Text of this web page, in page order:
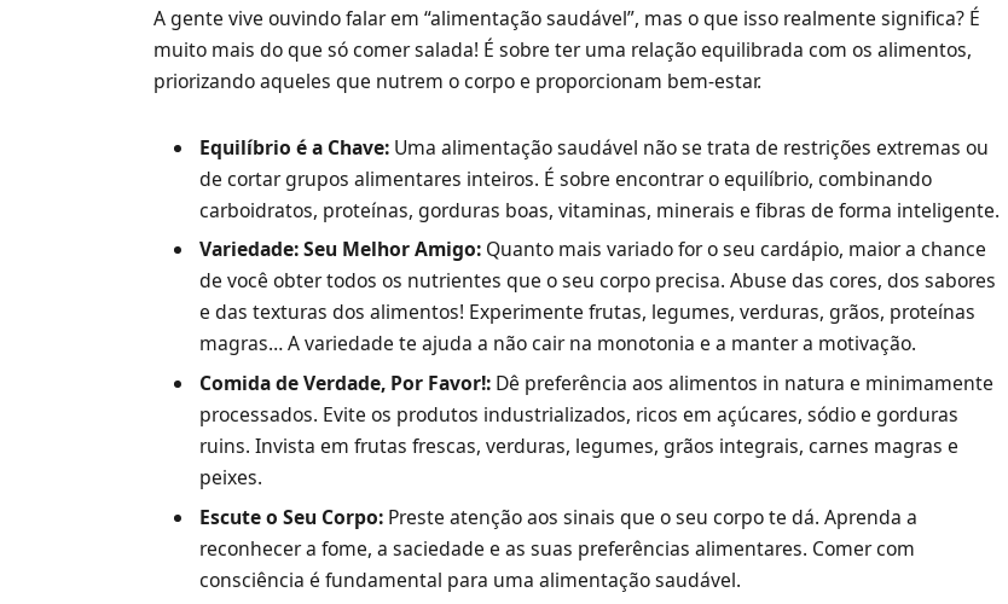
A gente vive ouvindo falar em “alimentação saudável”, mas o que isso realmente significa? É
muito mais do que só comer salada! É sobre ter uma relação equilibrada com os alimentos,
priorizando aqueles que nutrem o corpo e proporcionam bem-estar.
Equilíbrio é a Chave: Uma alimentação saudável não se trata de restrições extremas ou
de cortar grupos alimentares inteiros. É sobre encontrar o equilíbrio, combinando
carboidratos, proteínas, gorduras boas, vitaminas, minerais e fibras de forma inteligente.
Variedade: Seu Melhor Amigo: Quanto mais variado for o seu cardápio, maior a chance
de você obter todos os nutrientes que o seu corpo precisa. Abuse das cores, dos sabores
e das texturas dos alimentos! Experimente frutas, legumes, verduras, grãos, proteínas
magras… A variedade te ajuda a não cair na monotonia e a manter a motivação.
Comida de Verdade, Por Favor!: Dê preferência aos alimentos in natura e minimamente
processados. Evite os produtos industrializados, ricos em açúcares, sódio e gorduras
ruins. Invista em frutas frescas, verduras, legumes, grãos integrais, carnes magras e
peixes.
Escute o Seu Corpo: Preste atenção aos sinais que o seu corpo te dá. Aprenda a
reconhecer a fome, a saciedade e as suas preferências alimentares. Comer com
consciência é fundamental para uma alimentação saudável.